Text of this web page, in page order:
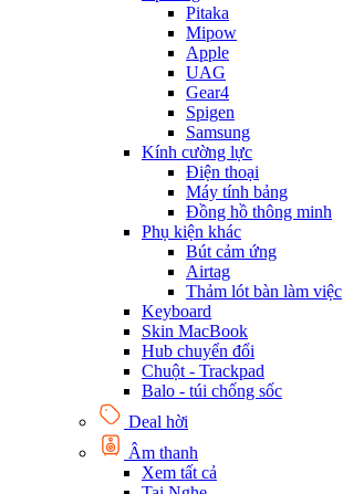
Pitaka
Mipow
Apple
UAG
Gear4
Spigen
Samsung
Kính cường lực
Điện thoại
Máy tính bảng
Đồng hồ thông minh
Phụ kiện khác
Bút cảm ứng
Airtag
Thảm lót bàn làm việc
Keyboard
Skin MacBook
Hub chuyển đổi
Chuột - Trackpad
Balo - túi chống sốc
Deal hời
Âm thanh
Xem tất cả